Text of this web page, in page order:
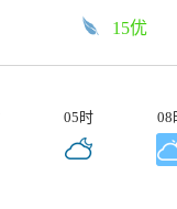
15优
05时 08